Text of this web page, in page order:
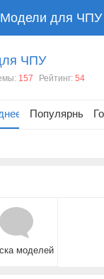
Модели для ЧПУ
ЧПУ
157 Рейтинг: 54
Популярные
моделей